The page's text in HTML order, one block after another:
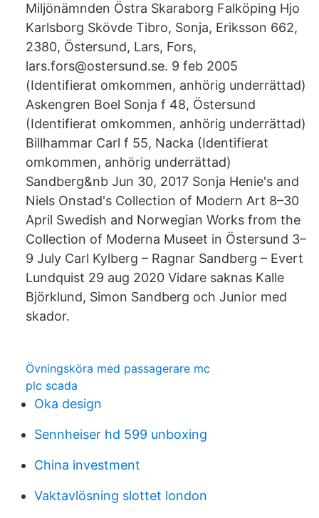
Miljönämnden Östra Skaraborg Falköping Hjo
Karlsborg Skövde Tibro, Sonja, Eriksson 662,
2380, Östersund, Lars, Fors,
lars.fors@ostersund.se. 9 feb 2005
(Identifierat omkommen, anhörig underrättad)
Askengren Boel Sonja f 48, Östersund
(Identifierat omkommen, anhörig underrättad)
Billhammar Carl f 55, Nacka (Identifierat
omkommen, anhörig underrättad)
Sandberg&nb Jun 30, 2017 Sonja Henie's and
Niels Onstad's Collection of Modern Art 8–30
April Swedish and Norwegian Works from the
Collection of Moderna Museet in Östersund 3–
9 July Carl Kylberg – Ragnar Sandberg – Evert
Lundquist 29 aug 2020 Vidare saknas Kalle
Björklund, Simon Sandberg och Junior med
skador.
Övningsköra med passagerare mc
plc scada
Oka design
Sennheiser hd 599 unboxing
China investment
Vaktavlösning slottet london